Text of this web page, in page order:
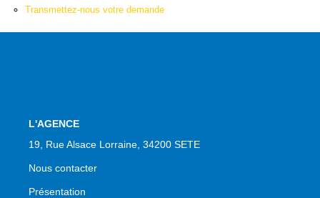
Avis Clients
Transmettez-nous votre demande
L'AGENCE
19, Rue Alsace Lorraine, 34200 SETE
Nous contacter
Présentation